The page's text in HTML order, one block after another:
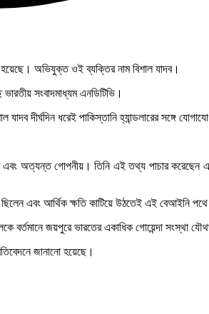
অভিযুক্ত ওই ব্যক্তির নাম বিশাল যাদব।
সংবাদমাধ্যম এনডিটিভি।
দীর্ঘদিন ধরেই পাকিস্তানি হ্যান্ডলারের সঙ্গে
অত্যন্ত গোপনীয়। তিনি এই তথ্য পাচার করেছেন এক
এবং আর্থিক ক্ষতি কাটিয়ে উঠতেই এই বেআইনি পথে
বর্তমানে জয়পুরে ভারতের একাধিক গোয়েন্দা সংস্থা
জানানো হয়েছে।